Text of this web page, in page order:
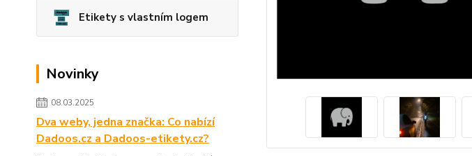
Etikety s vlastním logem
Novinky
08.03.2025
Dva weby, jedna značka: Co nabízí
Dadoos.cz a Dadoos-etikety.cz?